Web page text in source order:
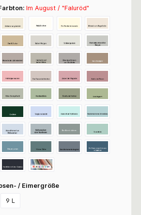
Im August / "Faluröd"
/ Eimergröße
9 L